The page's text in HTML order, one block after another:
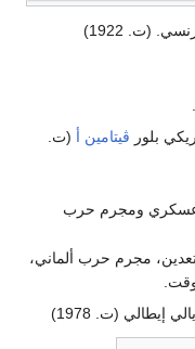
(ت. 1922)
بلور ڤيتامين أ (ت.
عسكري ومجرم حرب
مجرم حرب ألماني،
إيطالي (ت. 1978)